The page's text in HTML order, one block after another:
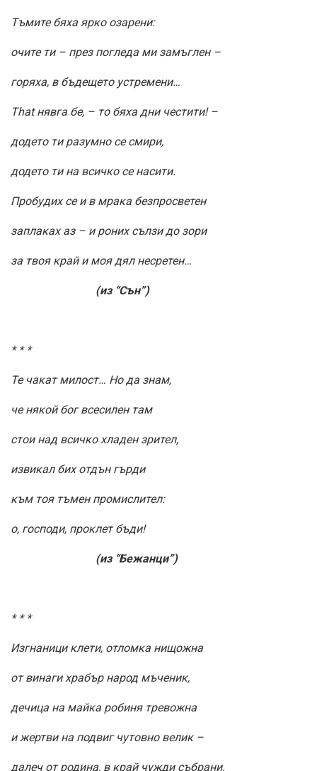
Тъмите бяха ярко озарени:
очите ти – през погледа ми замъглен –
горяха, в бъдещето устремени…
That нявга бе, – то бяха дни честити! –
додето ти разумно се смири,
додето ти на всичко се насити.
Пробудих се и в мрака безпросветен
заплаках аз – и роних сълзи до зори
за твоя край и моя дял несретен…
(из “Сън”)
* * *
Те чакат милост… Но да знам,
че някой бог всесилен там
стои над всичко хладен зрител,
извикал бих отдън гърди
към тоя тъмен промислител:
о, господи, проклет бъди!
(из “Бежанци”)
* * *
Изгнаници клети, отломка нищожна
от винаги храбър народ мъченик,
дечица на майка робиня тревожна
и жертви на подвиг чутовно велик –
далеч от родина, в край чужди събрани,